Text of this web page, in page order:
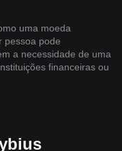
uma moeda
pessoa pode
a necessidade de uma
financeiras ou